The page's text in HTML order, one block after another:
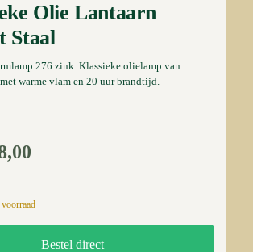
Olie Lantaarn
Staal
276 zink. Klassieke olielamp van
warme vlam en 20 uur brandtijd.
voorraad
Bestel direct